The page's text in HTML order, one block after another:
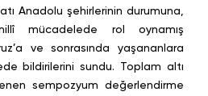
Anadolu şehirlerinin durumuna,
mücadelede rol oynamış
ve sonrasında yaşananlara
bildirilerini sundu. Toplam altı
sempozyum değerlendirme